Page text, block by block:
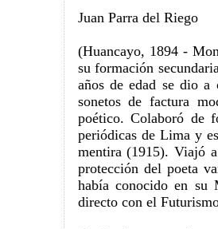
Juan Parra del Riego
(Huancayo, 1894 -
su formación
años de edad se dio a
sonetos de factura
poético. Colaboró de
periódicas de Lima y
mentira (1915). Viajó
protección del poeta
había conocido en su
directo con el